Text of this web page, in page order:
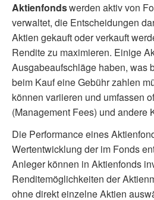
Aktienfondswerden aktiv von
verwaltet, die Entscheidungen
Aktien gekauft oder verkauft
Rendite zu maximieren. Einige
Ausgabeaufschläge haben, was
beim Kauf eine Gebühr zahlen
können variieren und umfassen
(Management Fees) und andere
Die Performance eines
Wertentwicklung der im Fonds
Anleger können in Aktienfonds
Renditemöglichkeiten der
ohne direkt einzelne Aktien